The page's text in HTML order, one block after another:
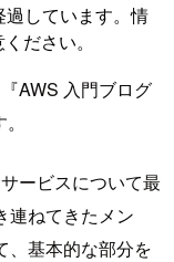
しています。情
ださい。
AWS 入門ブログ
ービスについて最
連ねてきたメン
、基本的な部分を